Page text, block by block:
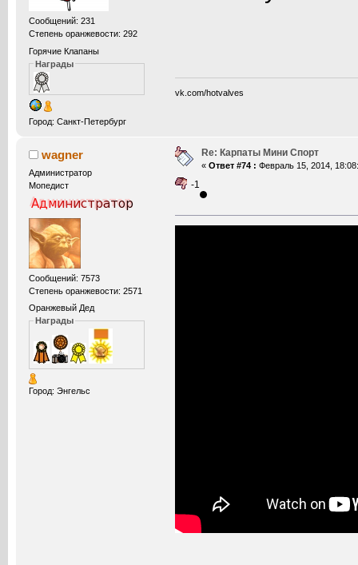
Сообщений: 231
Степень оранжевости: 292
Горячие Клапаны
Награды
Город: Санкт-Петербург
vk.com/hotvalves
wagner
Администратор
Мопедист
Сообщений: 7573
Степень оранжевости: 2571
Оранжевый Дед
Награды
Город: Энгельс
Re: Карпаты Мини Спорт
« Ответ #74 : Февраль 15, 2014,
-1